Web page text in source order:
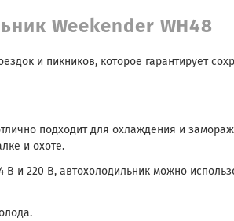
Weekender WH48
и пикников, которое гарантирует
подходит для охлаждения и
и охоте.
и 220 В, автохолодильник можно